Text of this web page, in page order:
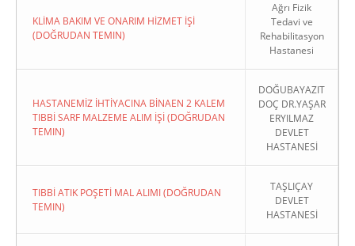
KLİMA BAKIM VE ONARIM HİZMET İŞİ
(DOĞRUDAN TEMIN)
Ağrı Fizik
Tedavi ve
Rehabilitasyon
Hastanesi
HASTANEMİZ İHTİYACINA BİNAEN 2 KALEM
TIBBİ SARF MALZEME ALIM İŞİ (DOĞRUDAN
TEMIN)
DOĞUBAYAZIT
DOÇ DR.YAŞAR
ERYILMAZ
DEVLET
HASTANESİ
TIBBİ ATIK POŞETİ MAL ALIMI (DOĞRUDAN
TEMIN)
TAŞLIÇAY
DEVLET
HASTANESİ